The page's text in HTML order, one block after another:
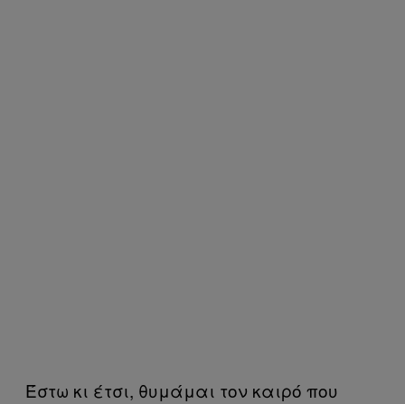
Έστω κι έτσι, θυμάμαι τον καιρό που